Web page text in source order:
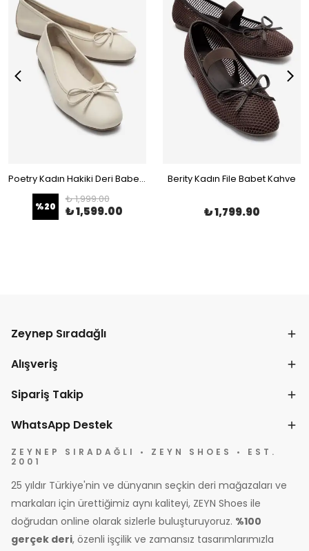
Poetry Kadın Hakiki Deri Babet Bej
%20
₺ 1,999.00
₺ 1,599.00
Berity Kadın File Babet Kahve
₺ 1,799.90
Zeynep Sıradağlı
Alışveriş
Sipariş Takip
WhatsApp Destek
ZEYNEP SIRADAĞLI • ZEYN SHOES • EST.
2001
25 yıldır Türkiye'nin ve dünyanın seçkin deri mağazaları ve
markaları için ürettiğimiz aynı kaliteyi, ZEYN Shoes ile
doğrudan online olarak sizlerle buluşturuyoruz. %100
gerçek deri, özenli işçilik ve zamansız tasarımlarımızla